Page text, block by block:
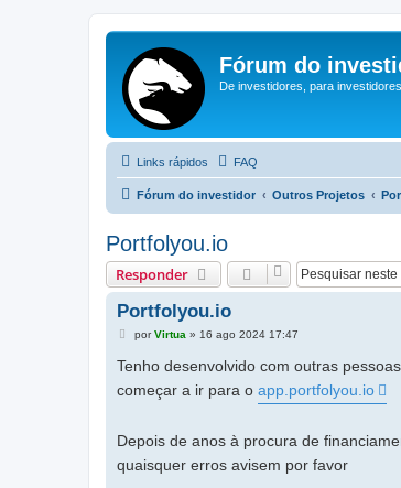
Fórum do
De investidores, para
Links rápidos FAQ
Fórum do investidor Outros Projetos
Portfolyou.io
Responder
Portfolyou.io
M
s
a
g
porVirtua » 16 ago 2024 17:47
Tenho desenvolvido com outras
começar a ir para o app.portfolyou.io
Depois de anos à procura de
quaisquer erros avisem por favor